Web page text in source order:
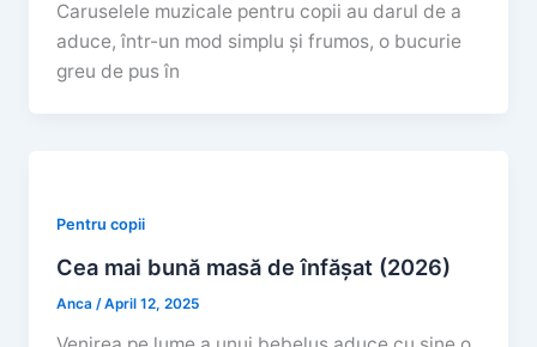
Caruselele muzicale pentru copii au darul de a
aduce, într-un mod simplu și frumos, o bucurie
greu de pus în
Pentru copii
Cea mai bună masă de înfășat (2026)
Anca /April 12, 2025